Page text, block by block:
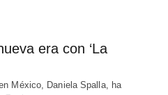
era con ‘La
México, Daniela Spalla, ha